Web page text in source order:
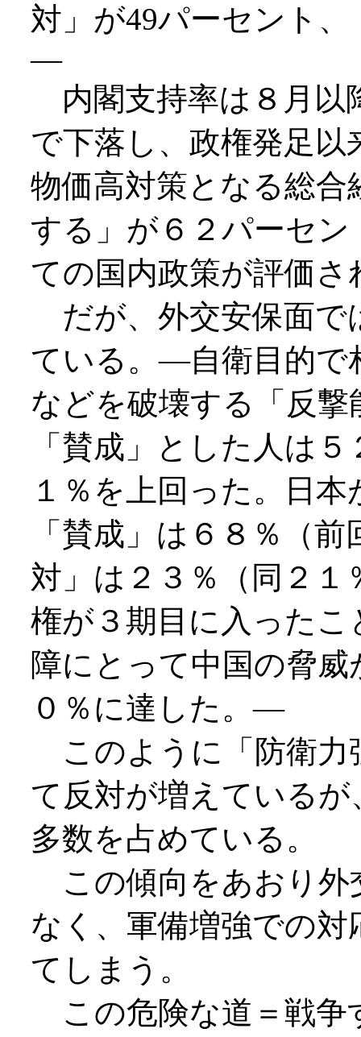
対」が49パーセント
―
内閣支持率は８月以
で下落し、政権発足
物価高対策となる総
する」が６２パーセ
ての国内政策が評価
だが、外交安保面で
ている。―自衛目的で
などを破壊する「反
「賛成」とした人は
１％を上回った。日
「賛成」は６８％（
対」は２３％（同２
権が３期目に入った
障にとって中国の脅
０％に達した。―
このように「防衛力
て反対が増えている
多数を占めている。
この傾向をあおり外
なく、軍備増強での
てしまう。
この危険な道＝戦争